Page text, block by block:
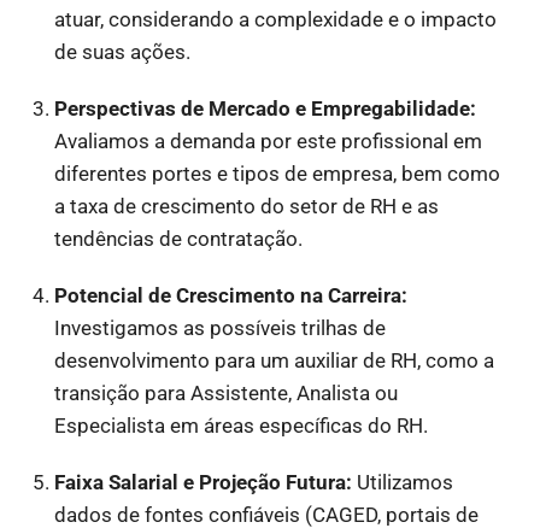
atuar, considerando a complexidade e o impacto
de suas ações.
Perspectivas de Mercado e Empregabilidade:
Avaliamos a demanda por este profissional em
diferentes portes e tipos de empresa, bem como
a taxa de crescimento do setor de RH e as
tendências de contratação.
Potencial de Crescimento na Carreira:
Investigamos as possíveis trilhas de
desenvolvimento para um auxiliar de RH, como a
transição para Assistente, Analista ou
Especialista em áreas específicas do RH.
Faixa Salarial e Projeção Futura: Utilizamos
dados de fontes confiáveis (CAGED, portais de